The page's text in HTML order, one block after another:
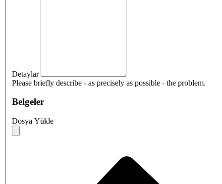
Detaylar
Please briefly describe - as precisely as possible - the problem.
Belgeler
Dosya Yükle